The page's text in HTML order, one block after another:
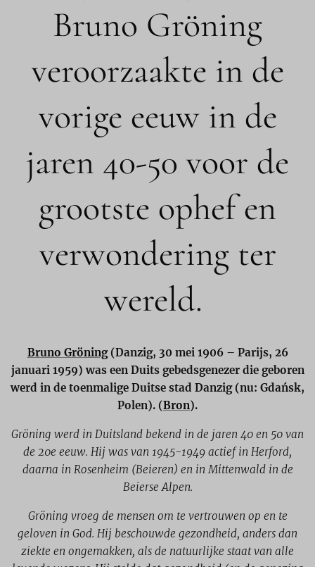
Bruno Gröning
veroorzaakte in de
vorige eeuw in de
jaren 40-50 voor de
grootste ophef en
verwondering ter
wereld.
Bruno Gröning(Danzig, 30 mei 1906 – Parijs, 26
januari 1959) was een Duits gebedsgenezer die geboren
werd in de toenmalige Duitse stad Danzig (nu: Gdańsk,
Polen). (Bron).
Gröning werd in Duitsland bekend in de jaren 40 en 50 van
de 20e eeuw. Hij was van 1945-1949 actief in Herford,
daarna in Rosenheim (Beieren) en in Mittenwald in de
Beierse Alpen.
Gröning vroeg de mensen om te vertrouwen op en te
geloven in God. Hij beschouwde gezondheid, anders dan
ziekte en ongemakken, als de natuurlijke staat van alle